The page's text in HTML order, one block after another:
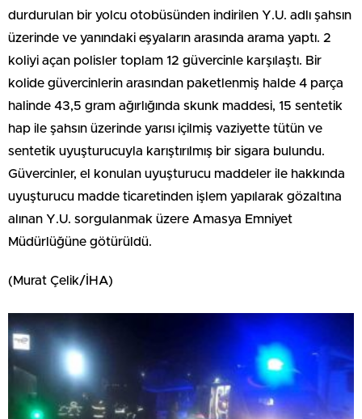
durdurulan bir yolcu otobüsünden indirilen Y.U. adlı şahsın
üzerinde ve yanındaki eşyaların arasında arama yaptı. 2
koliyi açan polisler toplam 12 güvercinle karşılaştı. Bir
kolide güvercinlerin arasından paketlenmiş halde 4 parça
halinde 43,5 gram ağırlığında skunk maddesi, 15 sentetik
hap ile şahsın üzerinde yarısı içilmiş vaziyette tütün ve
sentetik uyuşturucuyla karıştırılmış bir sigara bulundu.
Güvercinler, el konulan uyuşturucu maddeler ile hakkında
uyuşturucu madde ticaretinden işlem yapılarak gözaltına
alınan Y.U. sorgulanmak üzere Amasya Emniyet
Müdürlüğüne götürüldü.
(Murat Çelik/İHA)